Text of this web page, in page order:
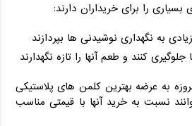
را برای خریداران دارند:
به نگهداری نوشیدنی ها بپردازند
جلوگیری کنند و طعم آنها را تازه نگهدارند
به عرضه بهترین کلمن های پلاستیکی
نسبت به خرید آنها با قیمتی مناسب